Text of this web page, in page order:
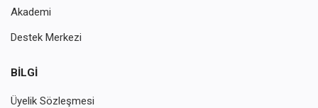
Akademi
Destek Merkezi
BILGI
Üyelik Sözleşmesi